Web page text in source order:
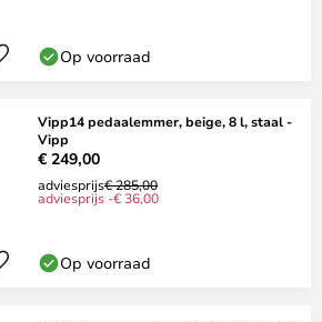
Op voorraad
Vipp14 pedaalemmer, beige, 8 l, staal -
Vipp
€ 249,00
adviesprijs€ 285,00
adviesprijs -€ 36,00
Op voorraad